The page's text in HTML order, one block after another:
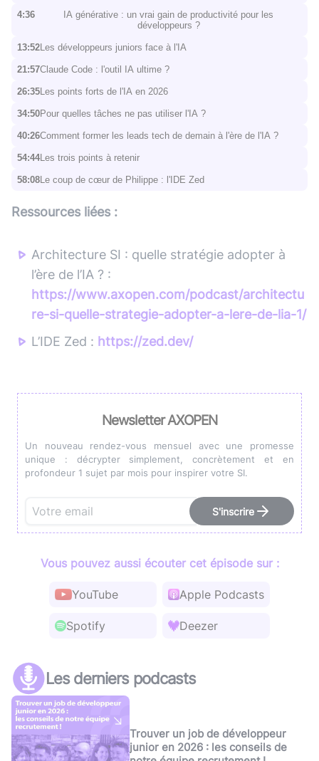
4:36
IA générative : un vrai gain de productivité pour les
développeurs ?
13:52Les développeurs juniors face à l'IA
21:57Claude Code : l'outil IA ultime ?
26:35Les points forts de l'IA en 2026
34:50Pour quelles tâches ne pas utiliser l'IA ?
40:26Comment former les leads tech de demain à l'ère de l'IA ?
54:44Les trois points à retenir
58:08Le coup de cœur de Philippe : l'IDE Zed
Ressources liées :
Architecture SI : quelle stratégie adopter à
l’ère de l’IA ? :
https://www.axopen.com/podcast/architectu
re-si-quelle-strategie-adopter-a-lere-de-lia-1/
L’IDE Zed : https://zed.dev/
Newsletter AXOPEN
Un nouveau rendez-vous mensuel avec une promesse
unique : décrypter simplement, concrètement et en
profondeur 1 sujet par mois pour inspirer votre SI.
S'inscrire
Vous pouvez aussi écouter cet épisode sur :
YouTube Apple Podcasts
Spotify Deezer
Les derniers podcasts
Trouver un job de développeur
junior en 2026 : les conseils de